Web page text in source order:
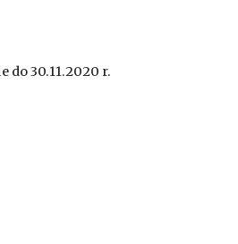
do 30.11.2020 r.